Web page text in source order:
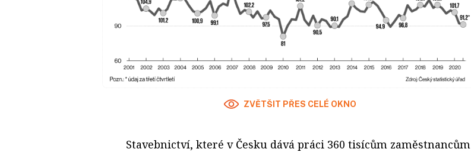
ZVĚTŠIT PŘES CELÉ OKNO
Stavebnictví, které v Česku dává práci 360 tisícům zaměstnancům